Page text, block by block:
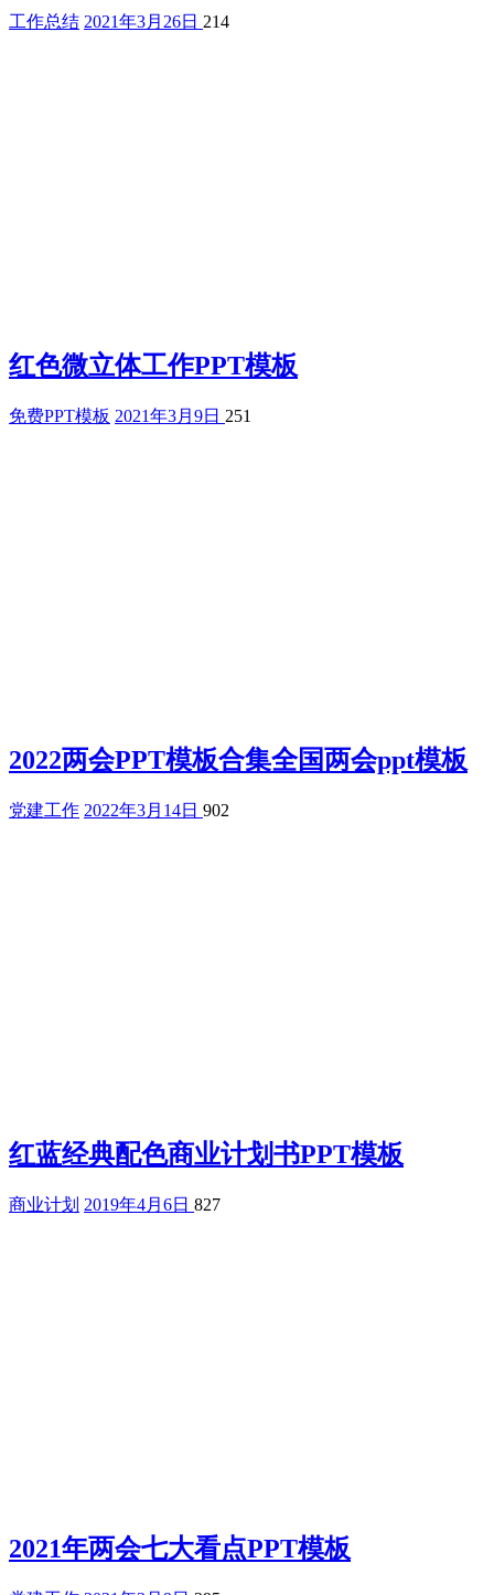
工作总结 2021年3月26日 214
红色微立体工作PPT模板
免费PPT模板 2021年3月9日 251
2022两会PPT模板合集全国两会ppt模板
党建工作 2022年3月14日 902
红蓝经典配色商业计划书PPT模板
商业计划 2019年4月6日 827
2021年两会七大看点PPT模板